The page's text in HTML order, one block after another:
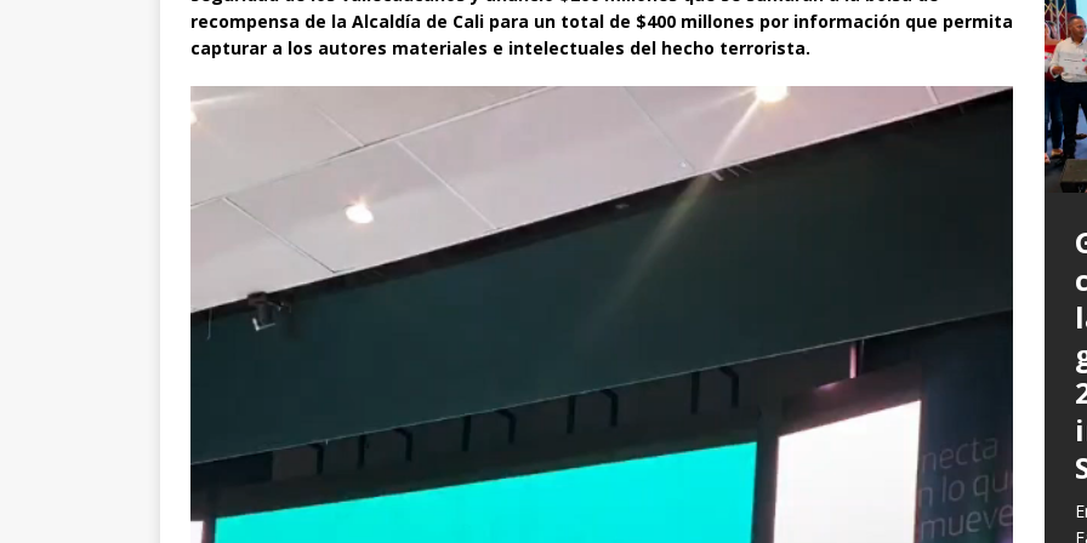
recompensa de la Alcaldía de Cali para un total de $400 millones por información que permita
capturar a los autores materiales e intelectuales del hecho terrorista.